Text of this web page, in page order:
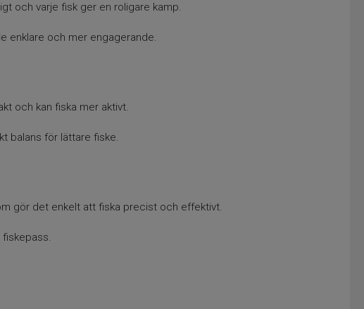
och varje fisk ger en roligare kamp.
enklare och mer engagerande.
och kan fiska mer aktivt.
balans för lättare fiske.
gör det enkelt att fiska precist och effektivt.